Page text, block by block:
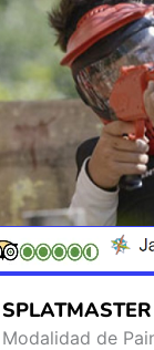
SPLATMASTER
Modalidad de